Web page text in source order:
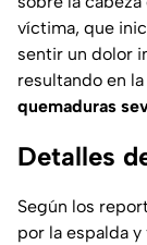
víctima, que
sentir un dolor
resultando en la
quemaduras
Detalles
Según los
por la espalda